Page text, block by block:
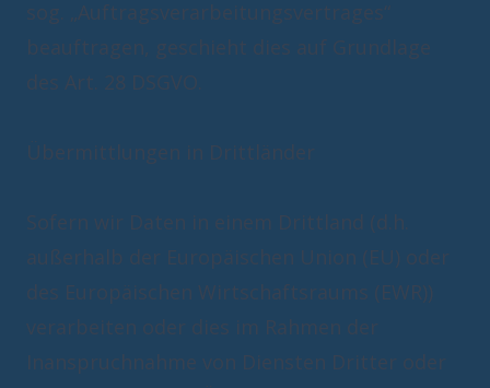
sog. „Auftragsverarbeitungsvertrages“
beauftragen, geschieht dies auf Grundlage
des Art. 28 DSGVO.
Übermittlungen in Drittländer
Sofern wir Daten in einem Drittland (d.h.
außerhalb der Europäischen Union (EU) oder
des Europäischen Wirtschaftsraums (EWR))
verarbeiten oder dies im Rahmen der
Inanspruchnahme von Diensten Dritter oder